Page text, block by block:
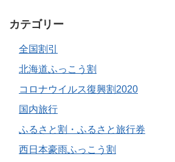
カテゴリー
全国割引
北海道ふっこう割
コロナウイルス復興割2020
国内旅行
ふるさと割・ふるさと旅行券
西日本豪雨ふっこう割